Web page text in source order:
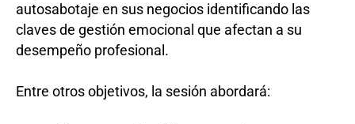
autosabotaje en sus negocios identificando las
claves de gestión emocional que afectan a su
desempeño profesional.
Entre otros objetivos, la sesión abordará: